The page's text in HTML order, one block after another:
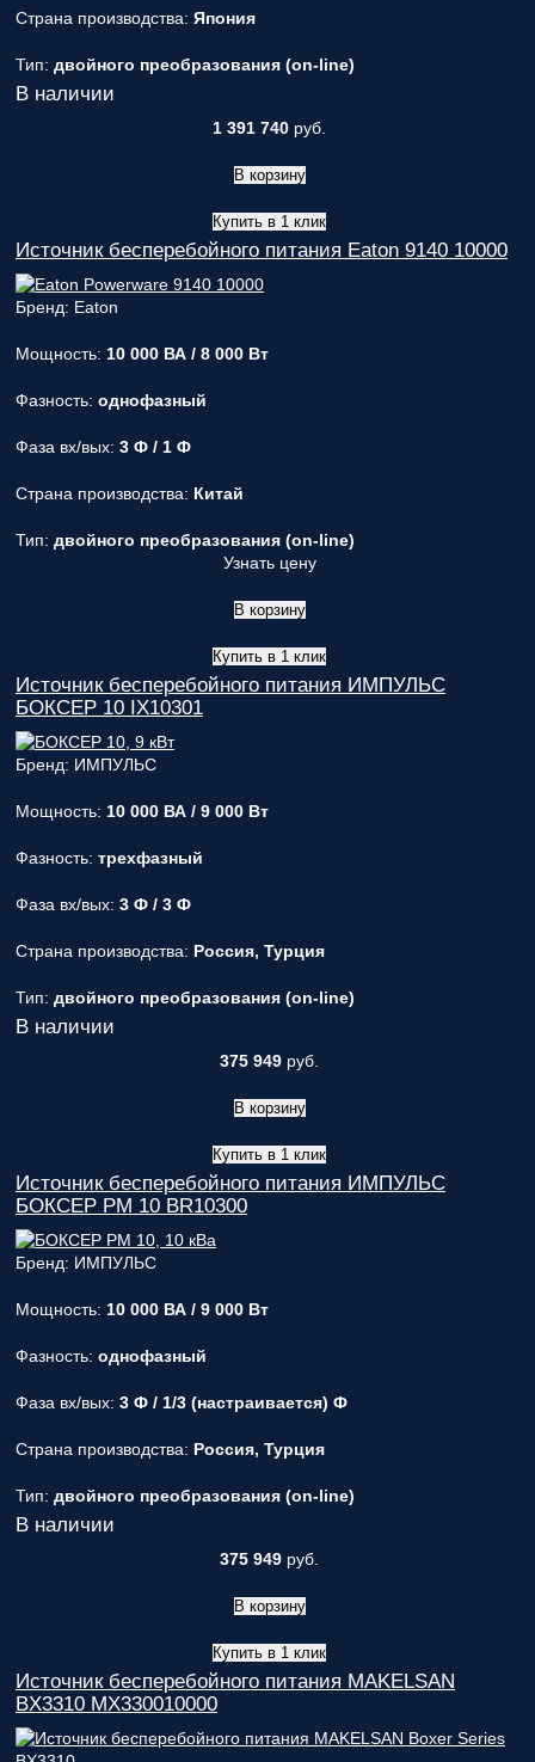
Страна производства: Япония
Тип: двойного преобразования (on-line)
В наличии
1 391 740 руб.
В корзину
Купить в 1 клик
Источник бесперебойного питания Eaton 9140 10000
Бренд: Eaton
Мощность: 10 000 ВА / 8 000 Вт
Фазность: однофазный
Фаза вх/вых: 3 Ф / 1 Ф
Страна производства: Китай
Тип: двойного преобразования (on-line)
Узнать цену
В корзину
Купить в 1 клик
Источник бесперебойного питания ИМПУЛЬС
БОКСЕР 10 IX10301
Бренд: ИМПУЛЬС
Мощность: 10 000 ВА / 9 000 Вт
Фазность: трехфазный
Фаза вх/вых: 3 Ф / 3 Ф
Страна производства: Россия, Турция
Тип: двойного преобразования (on-line)
В наличии
375 949 руб.
В корзину
Купить в 1 клик
Источник бесперебойного питания ИМПУЛЬС
БОКСЕР РМ 10 BR10300
Бренд: ИМПУЛЬС
Мощность: 10 000 ВА / 9 000 Вт
Фазность: однофазный
Фаза вх/вых: 3 Ф / 1/3 (настраивается) Ф
Страна производства: Россия, Турция
Тип: двойного преобразования (on-line)
В наличии
375 949 руб.
В корзину
Купить в 1 клик
Источник бесперебойного питания MAKELSAN
BX3310 MX330010000